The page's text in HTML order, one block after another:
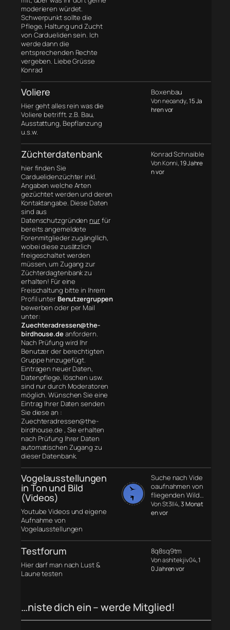
moderieren würdet.
Schwerpunkt sollte die
Pflege, Haltung und Zucht
von Cardueliden sein. Ich
werde dann die
entsprechenden Rechte
vergeben. Liebe Grüsse
Konrad
Voliere
Hier geht alles rein was die
Voliere betrifft. z.B. Bau,
Ausstattung, Bepflanzung
u.s.w.
Boxenbau
Von neoandy, 15 Ja
hren vor
Züchterdatenbank
hier finden Sie
Carduelidenzüchter inkl.
Angaben welche Arten
gezüchtet werden und deren
Kontaktangabe. Diese Daten
sind aus
Datenschutzgründen nurfür
bereits angemeldete
Forenmitglieder zugängllich,
wobei diese zusätzlich
freigeschaltet werden
müssen, um Zugang zur
Züchterdagtenbank zu
erhalten! Für eine
Freischaltung bitte in Ihrem
Profil unter Benutzergruppen
bewerben oder per Mail
unter:
Zuechteradressen@the-
birdhouse.deanfordern.
Nach Prüfung wird Ihr
Benutzer der berechtigten
Gruppe hinzugefügt.
Eintragen neuer Daten,
Datenpflege, löschen usw.
sind nur durch Moderatoren
möglich. Wünschen Sie eine
Eintrag Ihrer Daten senden
Sie diese an :
Zuechteradressen@the-
birdhouse.de , Sie erhalten
nach Prüfung Ihrer Daten
automatischen Zugang zu
dieser Datenbank.
Konrad Schnaible
Von Konni, 19 Jahre
n vor
Vogelausstellungen
in Ton und Bild
(Videos)
Youtube Videos und eigene
Aufnahme von
Vogelausstellungen
Suche nach Vide
oaufnahmen von
fliegenden Wild…
Von St3ll4, 3 Monat
en vor
Testforum
Hier darf man nach Lust &
Laune testen
8q8sq9tm
Von ashitekjiv04, 1
0 Jahren vor
…niste dich ein – werde Mitglied!